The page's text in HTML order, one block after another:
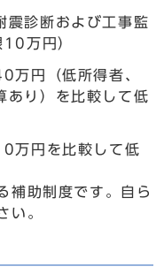
震診断および工事監
万円）
万円（低所得者、
あり）を比較して低
万円を比較して低
補助制度です。自ら
い。